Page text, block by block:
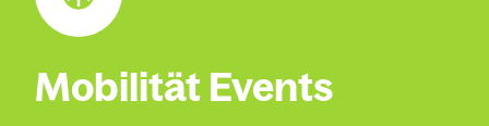
Mobilität Events